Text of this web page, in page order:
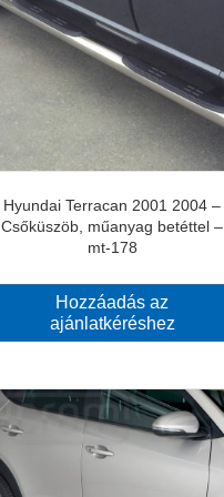
Hyundai Terracan 2001 2004 –
Csőküszöb, műanyag betéttel –
mt-178
Hozzáadás az
ajánlatkéréshez